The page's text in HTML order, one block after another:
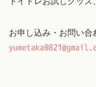
お申し込み・お問い合